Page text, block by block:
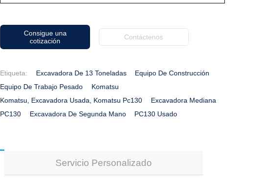
Consigue una
cotización
Contáctenos
Etiqueta: Excavadora De 13 Toneladas
Equipo De Construcción
Equipo De Trabajo Pesado
Komatsu
Komatsu, Excavadora Usada, Komatsu Pc130
Excavadora Mediana
PC130
Excavadora De Segunda Mano PC130 Usado
Servicio Personalizado